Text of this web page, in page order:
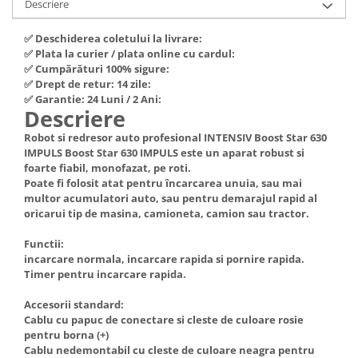
Nivela de masurat
Pistoale de impact electrice si
pneumatice
Pistoale de vopsit
Prelungitoare
Polizoare electrice de banc si
unghiulare
Rindele si freze pentru lemn
Redresoare auto - roboti de
pornire
Suflante cu aer cald
Scari metalice
Scule cu acumulator
Scule pentru electricieni
Hote Telescopice
Hote Traditionale
Hote Incorporabile
Hote Country
Hote Insula
Hote Cupolare
Accesorii, consumabile hote
Masini de tocat carne
Masini de carnati ( CARNATARI )
Masini de spalat vase
Masini de spalat vase
independente
Masini de spalat rufe frontale
Masini de spalat rufe verticale
Descriere
✅ Deschiderea coletului la livrare:
✅ Plata la curier / plata online cu cardul:
✅ Cumpărături 100% sigure:
✅ Drept de retur: 14 zile:
✅ Garantie: 24 Luni / 2 Ani:
Descriere
Robot si redresor auto profesional INTENSIV Boost Star 630
IMPULS Boost Star 630 IMPULS este un aparat robust si
foarte fiabil, monofazat, pe roti.
Poate fi folosit atat pentru încarcarea unuia, sau mai
multor acumulatori auto, sau pentru demarajul rapid al
oricarui tip de masina, camioneta, camion sau tractor.
Functii:
incarcare normala, incarcare rapida si pornire rapida.
Timer pentru incarcare rapida.
Accesorii standard:
Cablu cu papuc de conectare si cleste de culoare rosie
pentru borna (+)
Cablu nedemontabil cu cleste de culoare neagra pentru